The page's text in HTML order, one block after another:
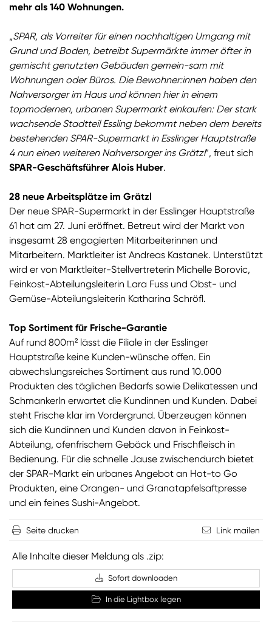
mehr als 140 Wohnungen.
„SPAR, als Vorreiter für einen nachhaltigen Umgang mit
Grund und Boden, betreibt Supermärkte immer öfter in
gemischt genutzten Gebäuden gemein-sam mit
Wohnungen oder Büros. Die Bewohner:innen haben den
Nahversorger im Haus und können hier in einem
topmodernen, urbanen Supermarkt einkaufen: Der stark
wachsende Stadtteil Essling bekommt neben dem bereits
bestehenden SPAR-Supermarkt in Esslinger Hauptstraße
4 nun einen weiteren Nahversorger ins Grätzl“, freut sich
SPAR-Geschäftsführer Alois Huber.
28 neue Arbeitsplätze im Grätzl
Der neue SPAR-Supermarkt in der Esslinger Hauptstraße
61 hat am 27. Juni eröffnet. Betreut wird der Markt von
insgesamt 28 engagierten Mitarbeiterinnen und
Mitarbeitern. Marktleiter ist Andreas Kastanek. Unterstützt
wird er von Marktleiter-Stellvertreterin Michelle Borovic,
Feinkost-Abteilungsleiterin Lara Fuss und Obst- und
Gemüse-Abteilungsleiterin Katharina Schröfl.
Top Sortiment für Frische-Garantie
Auf rund 800m² lässt die Filiale in der Esslinger
Hauptstraße keine Kunden-wünsche offen. Ein
abwechslungsreiches Sortiment aus rund 10.000
Produkten des täglichen Bedarfs sowie Delikatessen und
Schmankerln erwartet die Kundinnen und Kunden. Dabei
steht Frische klar im Vordergrund. Überzeugen können
sich die Kundinnen und Kunden davon in Feinkost-
Abteilung, ofenfrischem Gebäck und Frischfleisch in
Bedienung. Für die schnelle Jause zwischendurch bietet
der SPAR-Markt ein urbanes Angebot an Hot-to Go
Produkten, eine Orangen- und Granatapfelsaftpresse
und ein feines Sushi-Angebot.
Seite drucken Link mailen
Alle Inhalte dieser Meldung als .zip:
Sofort downloaden
In die Lightbox legen